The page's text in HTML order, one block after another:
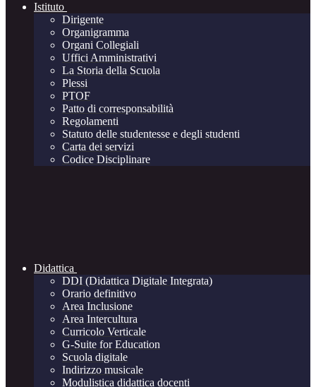
Istituto
Dirigente
Organigramma
Organi Collegiali
Uffici Amministrativi
La Storia della Scuola
Plessi
PTOF
Patto di corresponsabilità
Regolamenti
Statuto delle studentesse e degli studenti
Carta dei servizi
Codice Disciplinare
Didattica
DDI (Didattica Digitale Integrata)
Orario definitivo
Area Inclusione
Area Intercultura
Curricolo Verticale
G-Suite for Education
Scuola digitale
Indirizzo musicale
Modulistica didattica docenti